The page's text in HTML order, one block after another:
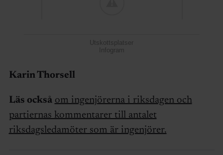
Utskottsplatser
Infogram
Karin Thorsell
Läs också om ingenjörerna i riksdagen och
partiernas kommentarer till antalet
riksdagsledamöter som är ingenjörer.